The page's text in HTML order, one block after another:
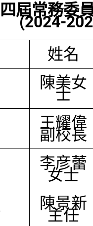
屆常務委
(2024-
姓名
陳美女
士
王耀偉
副校長
李彦蕾
女士
陳景新
主任